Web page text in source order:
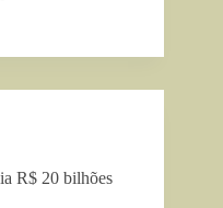
R$ 20 bilhões